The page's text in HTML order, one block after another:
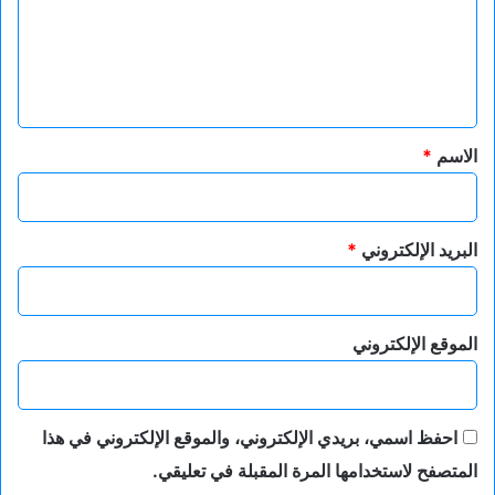
*
الاسم *
البريد الإلكتروني *
الموقع الإلكتروني
احفظ اسمي، بريدي الإلكتروني، والموقع الإلكتروني في هذا
المتصفح لاستخدامها المرة المقبلة في تعليقي.